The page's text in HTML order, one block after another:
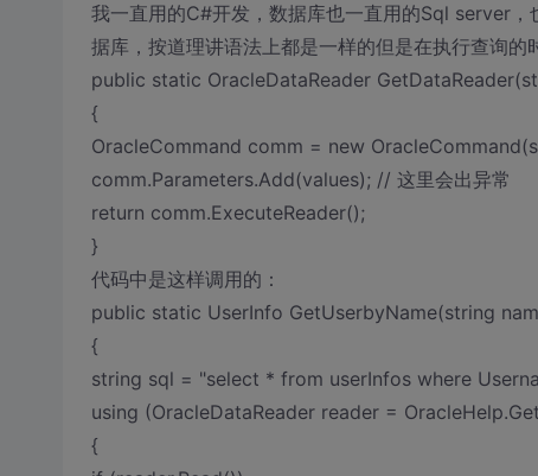
我一直用的C#开发，数据库也一直用的Sql server
据库，按道理讲语法上都是一样的但是在执行查询的
public static OracleDataReader
{
OracleCommand comm = new
comm.Parameters.Add(values); // 这里会出异常
return comm.ExecuteReader();
}
代码中是这样调用的：
public static UserInfo GetUserbyName(string
{
string sql = "select * from userInfos where
using (OracleDataReader reader =
{